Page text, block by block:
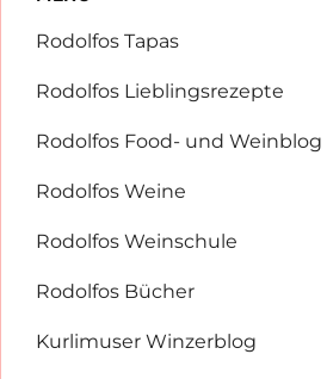
Rodolfos Tapas
Rodolfos Lieblingsrezepte
Rodolfos Food- und Weinblog
Rodolfos Weine
Rodolfos Weinschule
Rodolfos Bücher
Kurlimuser Winzerblog